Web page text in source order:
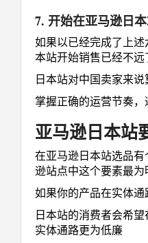
7. 开始在亚马逊日
如果以已经完成了上
本站开始销售已经不远
日本站对中国卖家来
掌握正确的运营节奏
亚马逊日本站
在亚马逊日本站选品
逊站点中这个要素最为
如果你的产品在实体通
日本站的消费者会希
实体通路更为低廉